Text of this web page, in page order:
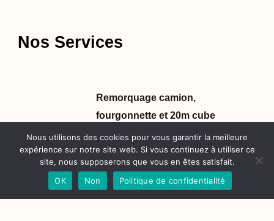
Nos Services
Remorquage camion,
fourgonnette et 20m cube
Ouverture de porte de véhicule
Nous utilisons des cookies pour vous garantir la meilleure
expérience sur notre site web. Si vous continuez à utiliser ce
site, nous supposerons que vous en êtes satisfait.
OK
Non Politique de confidentialité